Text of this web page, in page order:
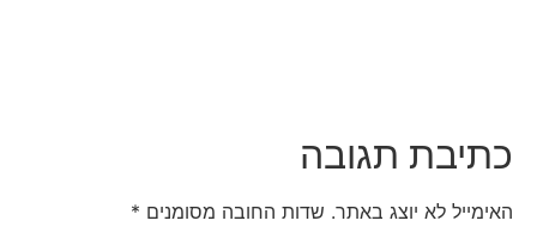
כתיבת תגובה
האימייל לא יוצג באתר. שדות החובה מסומנים*